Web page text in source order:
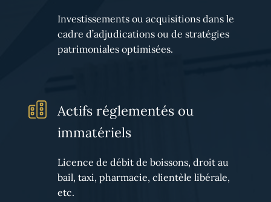
Investissements ou acquisitions dans le
cadre d’adjudications ou de stratégies
patrimoniales optimisées.
Actifs réglementés ou
immatériels
Licence de débit de boissons, droit au
bail, taxi, pharmacie, clientèle libérale,
etc.